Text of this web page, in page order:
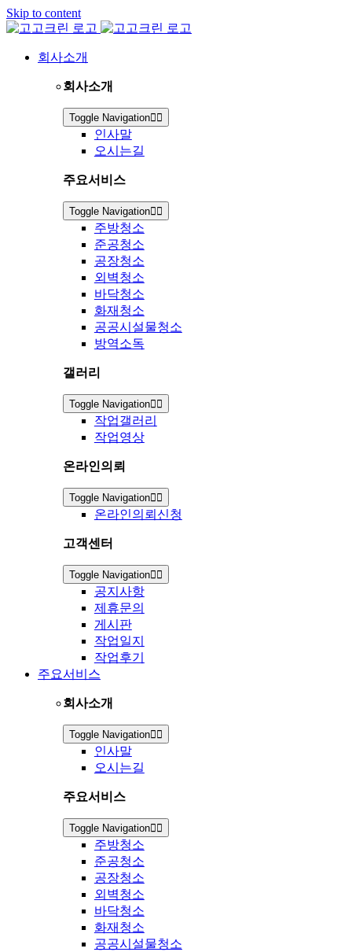
Skip to content
회사소개
회사소개
Toggle Navigation
인사말
오시는길
주요서비스
Toggle Navigation
주방청소
준공청소
공장청소
외벽청소
바닥청소
화재청소
공공시설물청소
방역소독
갤러리
Toggle Navigation
작업갤러리
작업영상
온라인의뢰
Toggle Navigation
온라인의뢰신청
고객센터
Toggle Navigation
공지사항
제휴문의
게시판
작업일지
작업후기
주요서비스
회사소개
Toggle Navigation
인사말
오시는길
주요서비스
Toggle Navigation
주방청소
준공청소
공장청소
외벽청소
바닥청소
화재청소
공공시설물청소